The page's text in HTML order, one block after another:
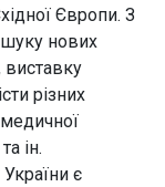
Європи. З
нових
виставку
різних
ін.
є